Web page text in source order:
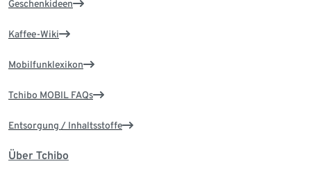
Geschenkideen
Kaffee-Wiki
Mobilfunklexikon
Tchibo MOBIL FAQs
Entsorgung / Inhaltsstoffe
Über Tchibo